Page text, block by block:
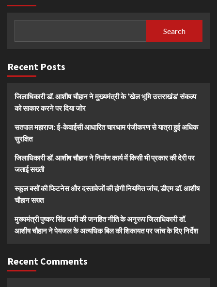
Search
Recent Posts
जिलाधिकारी डॉ. आशीष चौहान ने मुख्यमंत्री के ‘खेल भूमि उत्तराखंड’ संकल्प
को साकार करने पर दिया जोर
सतपाल महाराज: ई-केवाईसी आधारित चारधाम पंजीकरण से यात्रा हुई अधिक
सुरक्षित
जिलाधिकारी डॉ. आशीष चौहान ने निर्माण कार्य में किसी भी प्रकार की देरी पर
जताई सख्ती
स्कूल बसों की फिटनेस और दस्तावेजों की होगी नियमित जांच, डीएम डॉ. आशीष
चौहान सख्त
मुख्यमंत्री पुष्कर सिंह धामी की जनहित नीति के अनुरूप जिलाधिकारी डॉ.
आशीष चौहान ने पेयजल के अत्यधिक बिल की शिकायत पर जांच के दिए निर्देश
Recent Comments